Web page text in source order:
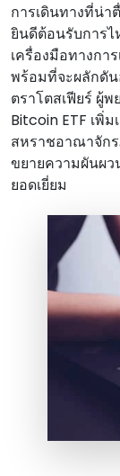
การเดินทางที่น่
ยินดีต้อนรับการไ
เครื่องมือทางกา
พร้อมที่จะผลักดั
ตราโตสเฟียร์ ผู้
Bitcoin ETF เพิ่
สหราชอาณาจักร
ขยายความผันผว
ยอดเยี่ยม